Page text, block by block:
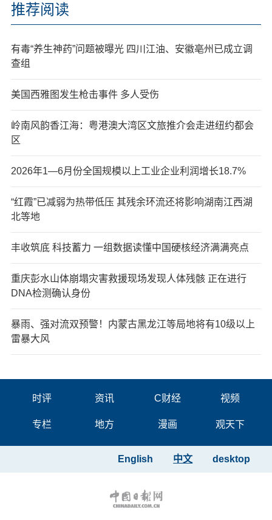
推荐阅读
有毒“养生神药”问题被曝光 四川江油、安徽亳州已成立调
查组
美国西雅图发生枪击事件 多人受伤
岭南风韵香江海：粤港澳大湾区文旅推介会走进纽约都会
区
2026年1—6月份全国规模以上工业企业利润增长18.7%
“红霞”已减弱为热带低压 其残余环流还将影响湖南江西湖
北等地
丰收筑底 科技蓄力 一组数据读懂中国硬核经济满满亮点
重庆彭水山体崩塌灾害救援现场发现人体残骸 正在进行
DNA检测确认身份
暴雨、强对流双预警！内蒙古黑龙江等局地将有10级以上
雷暴大风
时评 资讯 C财经 视频
专栏 地方 漫画 观天下
desktop
中文
English